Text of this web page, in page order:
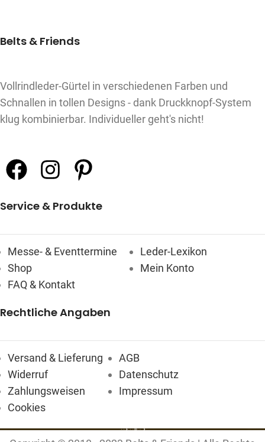
Belts & Friends
Vollrindleder-Gürtel in verschiedenen Farben und
Schnallen in tollen Designs - dank Druckknopf-System
klug kombinierbar. Individueller geht's nicht!
Service & Produkte
Messe- & Eventtermine
Shop
FAQ & Kontakt
Leder-Lexikon
Mein Konto
Rechtliche Angaben
Versand & Lieferung
Widerruf
Zahlungsweisen
Cookies
AGB
Datenschutz
Impressum